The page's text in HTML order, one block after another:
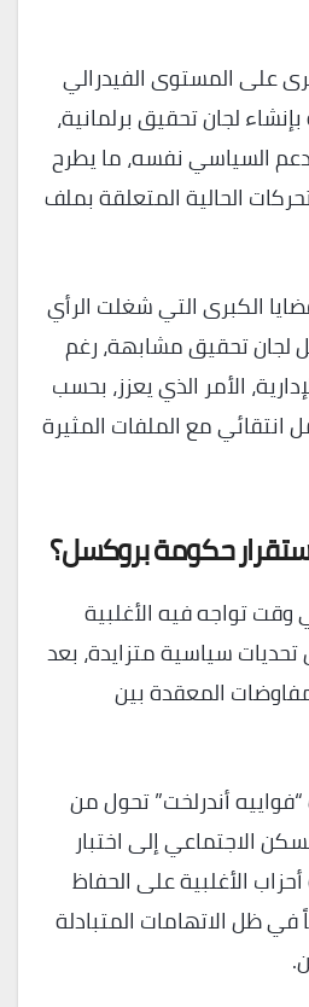
على المستوى الفيدرالي
لجان تحقيق برلمانية،
السياسي نفسه، ما يطرح
الحالية المتعلقة بملف
الكبرى التي شغلت الرأي
لجان تحقيق مشابهة، رغم
الأمر الذي يعزز، بحسب
انتقائي مع الملفات المثيرة
حكومة بروكسل؟
تواجه فيه الأغلبية
سياسية متزايدة، بعد
المعقدة بين
أندرلخت” تحول من
الاجتماعي إلى اختبار
الأغلبية على الحفاظ
ظل الاتهامات المتبادلة